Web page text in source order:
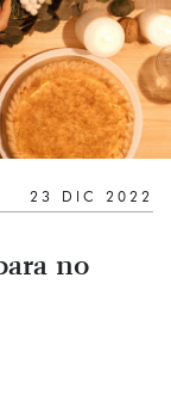
23 DIC 2022
no